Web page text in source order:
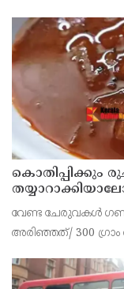
കൊതിപ്പിക്കും
വേണ്ട ചേരുവകൾ
അരിഞ്ഞത്/ 300 ഗ്രാം
– ഒരു ചെറിയ